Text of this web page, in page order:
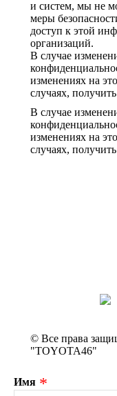
и систем, мы не
меры
доступ к этой
организаций.
В случае
изменениях на
случаях,
В случае
изменениях на
случаях,
© Все права
"TOYOTA46"
Имя